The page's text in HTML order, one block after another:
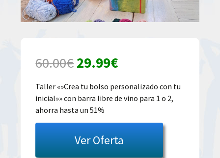
60.00€El
precio
original
era:
60.00€.
29.99€El
precio
actual
es:
29.99€.
Taller «»Crea tu bolso personalizado con tu
inicial»» con barra libre de vino para 1 o 2,
ahorra hasta un 51%
Ver Oferta